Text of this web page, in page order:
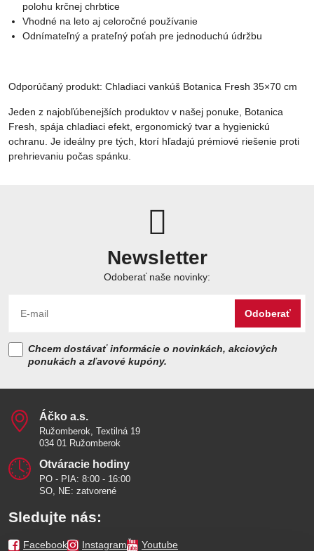
polohu krčnej chrbtice
Vhodné na leto aj celoročné používanie
Odnímateľný a prateľný poťah pre jednoduchú údržbu
Odporúčaný produkt: Chladiaci vankúš Botanica Fresh 35×70 cm
Jeden z najobľúbenejších produktov v našej ponuke, Botanica
Fresh, spája chladiaci efekt, ergonomický tvar a hygienickú
ochranu. Je ideálny pre tých, ktorí hľadajú prémiové riešenie proti
prehrievaniu počas spánku.
Newsletter
Odoberať naše novinky:
Odoberať
Chcem dostávať informácie o novinkách, akciových
ponukách a zľavové kupóny.
Áčko a​.s​.
Ružomberok, Textilná 19
034 01 Ružomberok
Otváracie hodiny
PO - PIA: 8:00 - 16:00
SO, NE: zatvorené
Sledujte nás:
Facebook Instagram Youtube